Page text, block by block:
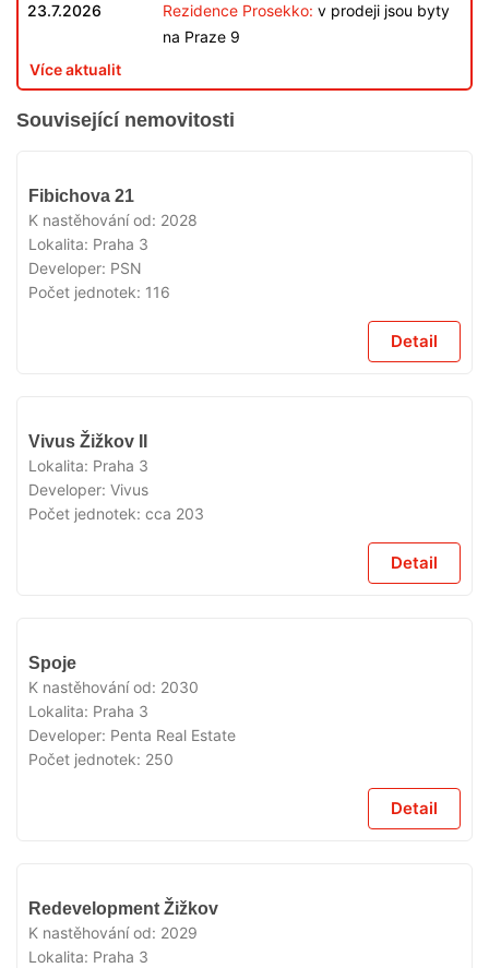
23.7.2026
Rezidence Prosekko: v prodeji jsou byty
na Praze 9
Více aktualit
Související nemovitosti
Fibichova 21
K nastěhování od: 2028
Lokalita: Praha 3
Developer: PSN
Počet jednotek: 116
Detail
Vivus Žižkov II
Lokalita: Praha 3
Developer: Vivus
Počet jednotek: cca 203
Detail
Spoje
K nastěhování od: 2030
Lokalita: Praha 3
Developer: Penta Real Estate
Počet jednotek: 250
Detail
Redevelopment Žižkov
K nastěhování od: 2029
Lokalita: Praha 3